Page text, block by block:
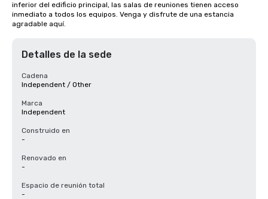
inferior del edificio principal, las salas de reuniones tienen acceso
inmediato a todos los equipos. Venga y disfrute de una estancia
agradable aquí.
Detalles de la sede
Cadena
Independent / Other
Marca
Independent
Construido en
-
Renovado en
-
Espacio de reunión total
-